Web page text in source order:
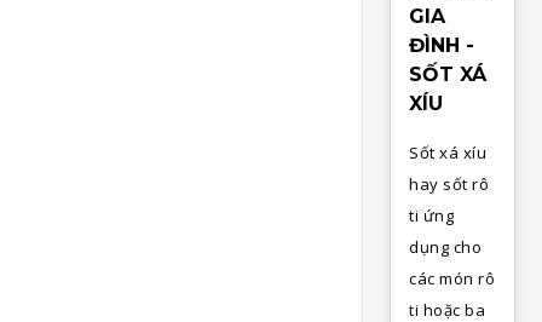
GIA
ĐÌNH -
SỐT XÁ
XÍU
Sốt xá xíu
hay sốt rô
ti ứng
dụng cho
các món rô
ti hoặc ba